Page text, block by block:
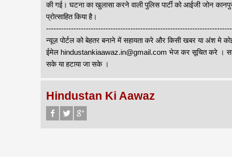
की गई। घटना का खुलासा करने वाली पुलिस पार्टी को आईजी जोन
प्रोत्साहित किया है।
न्यूज़ पोर्टल को बेहतर बनाने में सहायता करे और किसी खबर या अंश मे
ईमेल hindustankiaawaz.in@gmail.com भेज कर सूचित करे ।
सके या हटाया जा सके ।
Hindustan Ki Aawaz